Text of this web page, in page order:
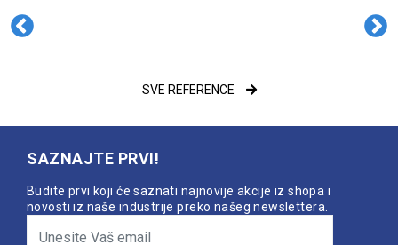
SVE REFERENCE
SAZNAJTE PRVI!
Budite prvi koji će saznati najnovije akcije iz shopa i
novosti iz naše industrije preko našeg newslettera.